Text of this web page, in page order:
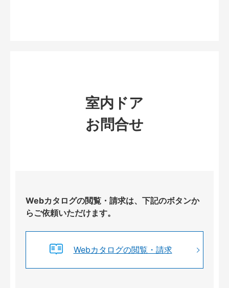
室内ドア
お問合せ
Webカタログの閲覧・請求は、下記のボタンか
らご依頼いただけます。
Webカタログの閲覧・請求